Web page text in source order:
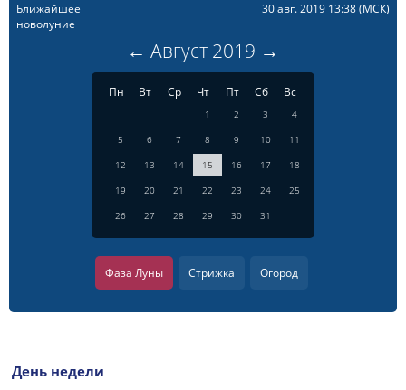
Ближайшее
новолуние
30 авг. 2019 13:38(МСК)
← Август 2019 →
Пн Вт Ср Чт Пт Сб Вс
1 2 3
4
5
6 7 8 9 10
11
12
13 14 15 16 17
18
19
20 21 22 23 24
25
26
27 28 29 30 31
Фаза Луны Стрижка Огород
День недели